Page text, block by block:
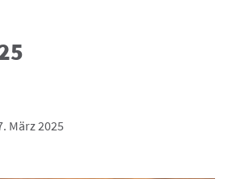
März 2025